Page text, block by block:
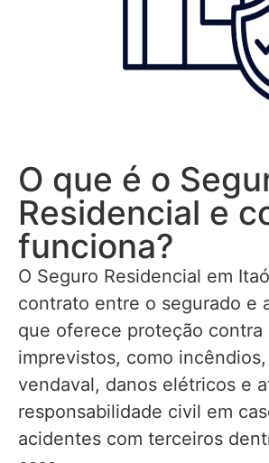
O que é o
Residencial e
funciona?
O Seguro Residencial em
contrato entre o segurado e
que oferece proteção contra
imprevistos, como
vendaval, danos elétricos e
responsabilidade civil em
acidentes com terceiros